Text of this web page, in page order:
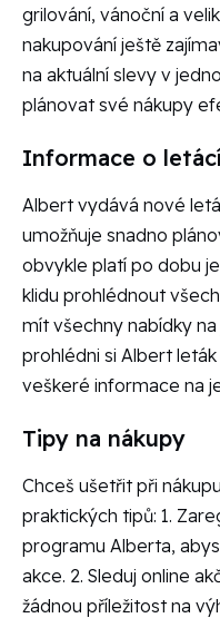
grilování, vánoční a
nakupování ještě
na aktuální slevy v
plánovat své nákupy
Informace o
Albert vydává nové
umožňuje snadno
obvykle platí po dobu
klidu prohlédnout
mít všechny nabídky
prohlédni si Albert leták
veškeré informace na
Tipy na nákupy
Chceš ušetřit při
praktických tipů: 1.
programu Alberta,
akce. 2. Sleduj online
žádnou příležitost na